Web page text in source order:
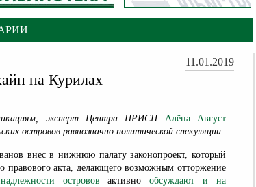
11.01.2019
на Курилах
эксперт Центра ПРИСП Алёна Август
островов равнозначно политической спекуляции.
внес в нижнюю палату законопроект, который
правового акта, делающего возможным отторжение
островов активнообсуждают и на